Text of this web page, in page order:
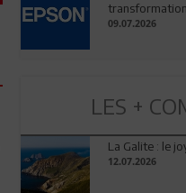
09.07.2026
LES +
La Galite : le
12.07.2026